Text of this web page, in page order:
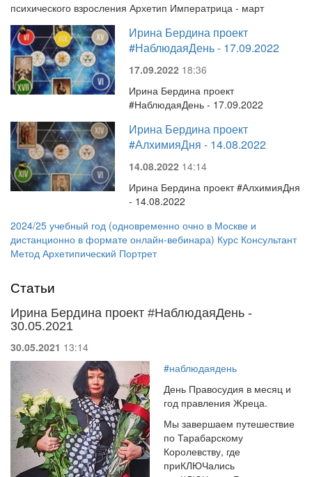
психического взросления Архетип Императрица - март
Ирина Бердина проект
#НаблюдаяДень - 17.09.2022
17.09.2022 18:36
Ирина Бердина проект
#НаблюдаяДень - 17.09.2022
Ирина Бердина проект
#АлхимияДня - 14.08.2022
14.08.2022 14:14
Ирина Бердина проект #АлхимияДня
- 14.08.2022
2024/25 учебный год (одновременно очно в Москве и
дистанционно в формате онлайн-вебинара) Курс Консультант
Метод Архетипический Портрет
Статьи
Ирина Бердина проект #НаблюдаяДень -
30.05.2021
30.05.2021 13:14
#наблюдаядень
День Правосудия в месяц и
год правления Жреца.
Мы завершаем путешествие
по Тарабарскому
Королевству, где
приКЛЮЧались